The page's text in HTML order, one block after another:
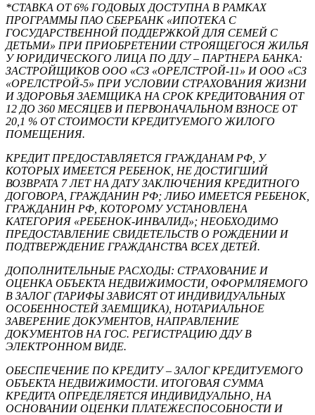
*СТАВКА ОТ 6% ГОДОВЫХ ДОСТУПНА В РАМКАХ
ПРОГРАММЫ ПАО СБЕРБАНК «ИПОТЕКА С
ГОСУДАРСТВЕННОЙ ПОДДЕРЖКОЙ ДЛЯ СЕМЕЙ С
ДЕТЬМИ» ПРИ ПРИОБРЕТЕНИИ СТРОЯЩЕГОСЯ ЖИЛЬЯ
У ЮРИДИЧЕСКОГО ЛИЦА ПО ДДУ – ПАРТНЕРА БАНКА:
ЗАСТРОЙЩИКОВ ООО «СЗ «ОРЕЛСТРОЙ-11» И ООО «СЗ
«ОРЕЛСТРОЙ-5» ПРИ УСЛОВИИ СТРАХОВАНИЯ ЖИЗНИ
И ЗДОРОВЬЯ ЗАЕМЩИКА НА СРОК КРЕДИТОВАНИЯ ОТ
12 ДО 360 МЕСЯЦЕВ И ПЕРВОНАЧАЛЬНОМ ВЗНОСЕ ОТ
20,1 % ОТ СТОИМОСТИ КРЕДИТУЕМОГО ЖИЛОГО
ПОМЕЩЕНИЯ.
КРЕДИТ ПРЕДОСТАВЛЯЕТСЯ ГРАЖДАНАМ РФ, У
КОТОРЫХ ИМЕЕТСЯ РЕБЕНОК, НЕ ДОСТИГШИЙ
ВОЗВРАТА 7 ЛЕТ НА ДАТУ ЗАКЛЮЧЕНИЯ КРЕДИТНОГО
ДОГОВОРА, ГРАЖДАНИН РФ; ЛИБО ИМЕЕТСЯ РЕБЕНОК,
ГРАЖДАНИН РФ, КОТОРОМУ УСТАНОВЛЕНА
КАТЕГОРИЯ «РЕБЕНОК-ИНВАЛИД»; НЕОБХОДИМО
ПРЕДОСТАВЛЕНИЕ СВИДЕТЕЛЬСТВ О РОЖДЕНИИ И
ПОДТВЕРЖДЕНИЕ ГРАЖДАНСТВА ВСЕХ ДЕТЕЙ.
ДОПОЛНИТЕЛЬНЫЕ РАСХОДЫ: СТРАХОВАНИЕ И
ОЦЕНКА ОБЪЕКТА НЕДВИЖИМОСТИ, ОФОРМЛЯЕМОГО
В ЗАЛОГ (ТАРИФЫ ЗАВИСЯТ ОТ ИНДИВИДУАЛЬНЫХ
ОСОБЕННОСТЕЙ ЗАЕМЩИКА), НОТАРИАЛЬНОЕ
ЗАВЕРЕНИЕ ДОКУМЕНТОВ, НАПРАВЛЕНИЕ
ДОКУМЕНТОВ НА ГОС. РЕГИСТРАЦИЮ ДДУ В
ЭЛЕКТРОННОМ ВИДЕ.
ОБЕСПЕЧЕНИЕ ПО КРЕДИТУ – ЗАЛОГ КРЕДИТУЕМОГО
ОБЪЕКТА НЕДВИЖИМОСТИ. ИТОГОВАЯ СУММА
КРЕДИТА ОПРЕДЕЛЯЕТСЯ ИНДИВИДУАЛЬНО, НА
ОСНОВАНИИ ОЦЕНКИ ПЛАТЕЖЕСПОСОБНОСТИ И